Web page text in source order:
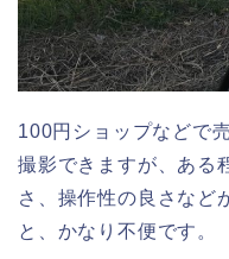
100円ショップなどで
撮影できますが、ある
さ、操作性の良さなど
と、かなり不便です。